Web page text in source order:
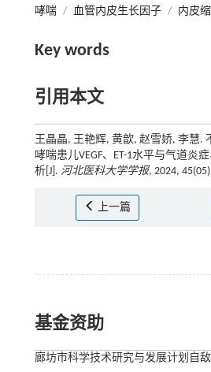
哮喘 / 血管内皮生长因子 / 内皮
Key words
引用本文
王晶晶, 王艳辉, 黄歆, 赵雪娇, 李慧.
哮喘患儿VEGF、ET-1水平与气道炎
析[J]. 河北医科大学学报, 2024,
上一篇
基金资助
廊坊市科学技术研究与发展计划自